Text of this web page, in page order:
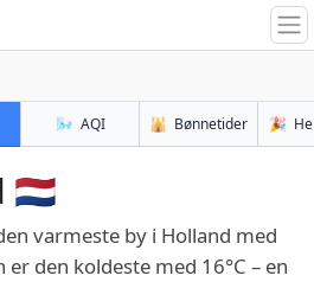
🌬️ AQI 🕌 Bønnetider 🎉
🇳🇱
varmeste by i Holland med
den koldeste med 16°C – en